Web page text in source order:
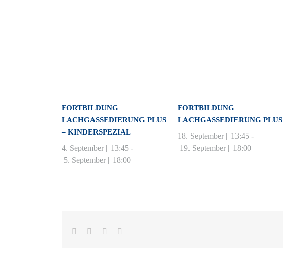
FORTBILDUNG
LACHGASSEDIERUNG PLUS
– KINDERSPEZIAL
4. September || 13:45 -
5. September || 18:00
FORTBILDUNG
LACHGASSEDIERUNG PLUS
18. September || 13:45 -
19. September || 18:00
Facebook LinkedIn